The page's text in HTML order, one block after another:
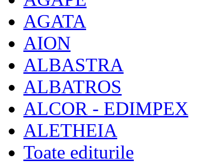
AGATA
AION
ALBASTRA
ALBATROS
ALCOR - EDIMPEX
ALETHEIA
Toate editurile